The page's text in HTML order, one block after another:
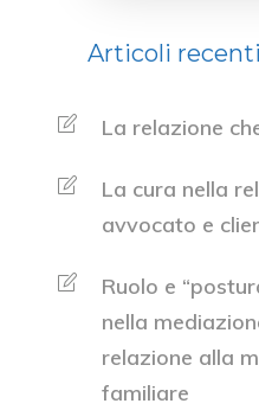
Articoli recenti
La relazione
La cura nella
avvocato e
Ruolo e
nella
relazione alla
familiare